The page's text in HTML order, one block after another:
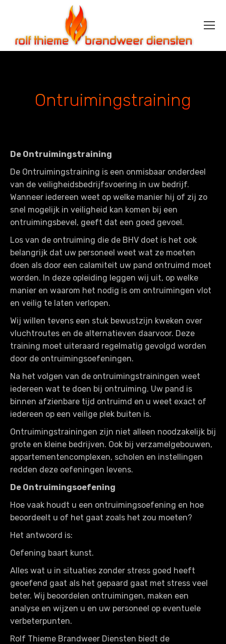
Ontruimingstraining
De Ontruimingstraining
De Ontruimingstraining is een onmisbaar onderdeel
van de veiligheidsbedrijfsvoering in uw bedrijf.
Wanneer iedereen weet op welke manier hij of zij zo
snel mogelijk in veiligheid kan komen bij een
ontruimingsbevel, geeft dat een goed gevoel.
Los van de ontruiming die de BHV doet is het ook
belangrijk dat uw personeel weet wat ze moeten
doen als door een calamiteit uw pand ontruimd moet
worden. In deze opleiding leggen wij uit, op welke
manier en waarom het nodig is om ontruimingen vlot
en veilig te laten verlopen.
Wij willen tevens een stuk bewustzijn kweken over
vluchtroutes en de alternatieven daarvoor. Deze
training moet uiteraard regelmatig gevolgd worden
door de ontruimingsoefeningen.
Na het volgen van de ontruimingstrainingen weet
iedereen wat te doen bij ontruiming. Uw pand is
binnen afzienbare tijd ontruimd en u weet exact of
iedereen op een veilige plek buiten is.
Ontruimingstrainingen zijn niet alleen noodzakelijk bij
grote en kleine bedrijven. Ook bij verzamelgebouwen,
appartementencomplexen, scholen en instellingen
redden deze oefeningen levens.
De Ontruimingsoefening
Hoe vaak houdt u een ontruimingsoefening en hoe
beoordeelt u of het gaat zoals het zou moeten?
Het antwoord is:
Oefening baart kunst.
Alles wat u in situaties zonder stress goed heeft
geoefend gaat als het gepaard gaat met stress veel
beter. Wij beoordelen ontruimingen, maken een
analyse en wijzen u en uw personeel op eventuele
verbeterpunten.
Rolf Thieme Brandweer Diensten biedt de